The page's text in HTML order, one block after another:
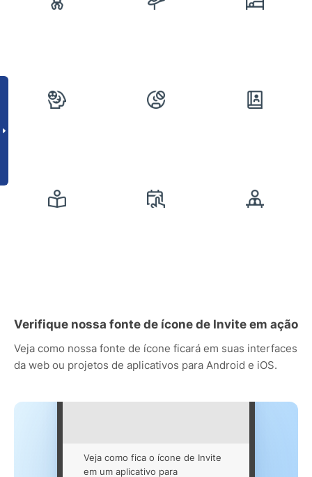
Verifique nossa fonte de ícone de Invite em ação
Veja como nossa fonte de ícone ficará em suas interfaces
da web ou projetos de aplicativos para Android e iOS.
Veja como fica o ícone de Invite
em um aplicativo para